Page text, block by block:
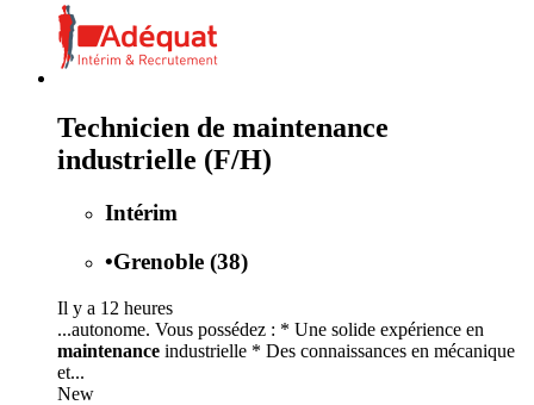
Technicien de maintenance
industrielle (F/H)
Intérim
•Grenoble (38)
Il y a 12 heures
...autonome. Vous possédez : * Une solide expérience en
maintenance industrielle * Des connaissances en mécanique
et...
New